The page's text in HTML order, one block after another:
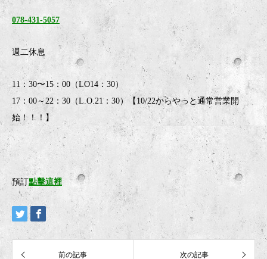
078-431-5057
週二休息
11：30〜15：00（LO14：30）
17：00～22：30（L.O.21：30）【10/22からやっと通常営業開
始！！！】
預訂點擊這裡